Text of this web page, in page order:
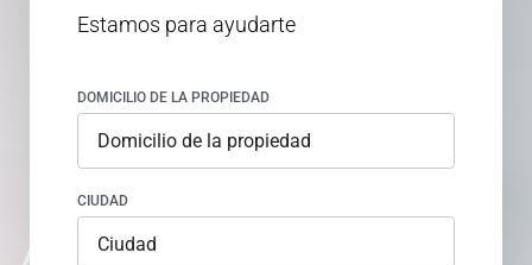
Estamos para ayudarte
DOMICILIO DE LA PROPIEDAD
CIUDAD